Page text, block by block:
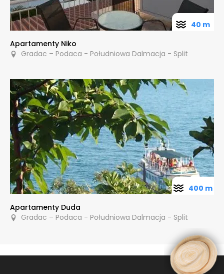
Apartamenty Niko
Gradac – Podaca - Południowa Dalmacja - Split
40 m
Apartamenty Duda
Gradac – Podaca - Południowa Dalmacja - Split
400 m